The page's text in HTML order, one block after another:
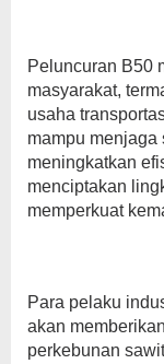
Peluncuran B50
masyarakat,
usaha
mampu menjaga
meningkatkan
menciptakan
memperkuat
Para pelaku
akan
perkebunan